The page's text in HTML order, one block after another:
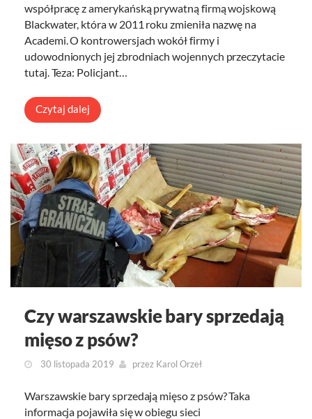
współpracę z amerykańską prywatną firmą wojskową
Blackwater, która w 2011 roku zmieniła nazwę na
Academi. O kontrowersjach wokół firmy i
udowodnionych jej zbrodniach wojennych przeczytacie
tutaj. Teza: Policjant…
Czytaj dalej
Czy warszawskie bary sprzedają
mięso z psów?
30 listopada 2019 przez Karol Orzeł
Warszawskie bary sprzedają mięso z psów? Taka
informacja pojawiła się w obiegu sieci